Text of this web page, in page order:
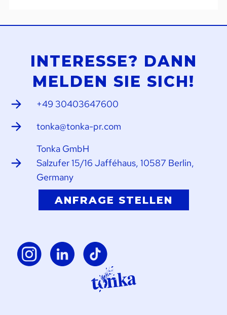
INTERESSE? DANN
MELDEN SIE SICH!
+49 30403647600
tonka@tonka-pr.com
Tonka GmbH
Salzufer 15/16 Jafféhaus, 10587 Berlin,
Germany
ANFRAGE STELLEN